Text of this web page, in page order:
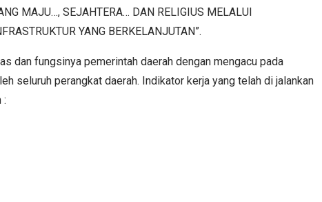
MAJU…, SEJAHTERA… DAN RELIGIUS MELALUI
YANG BERKELANJUTAN”.
dan fungsinya pemerintah daerah dengan mengacu pada
seluruh perangkat daerah. Indikator kerja yang telah di jalankan
: